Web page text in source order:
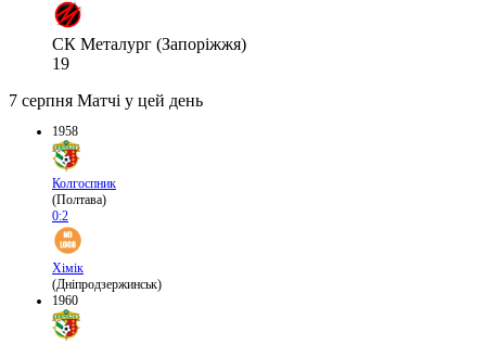
СК Металург (Запоріжжя)
19
7 серпня Матчі у цей день
1958
Колгоспник
(Полтава)
0:2
Хімік
(Дніпродзержинськ)
1960